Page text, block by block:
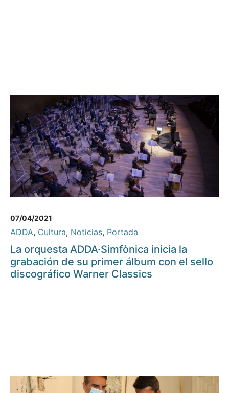
07/04/2021
ADDA, Cultura, Noticias, Portada
La orquesta ADDA·Simfònica inicia la
grabación de su primer álbum con el sello
discográfico Warner Classics